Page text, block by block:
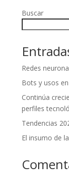
Buscar
Redes
Bots y usos
Continúa
perfiles
Tendencias
El insumo de